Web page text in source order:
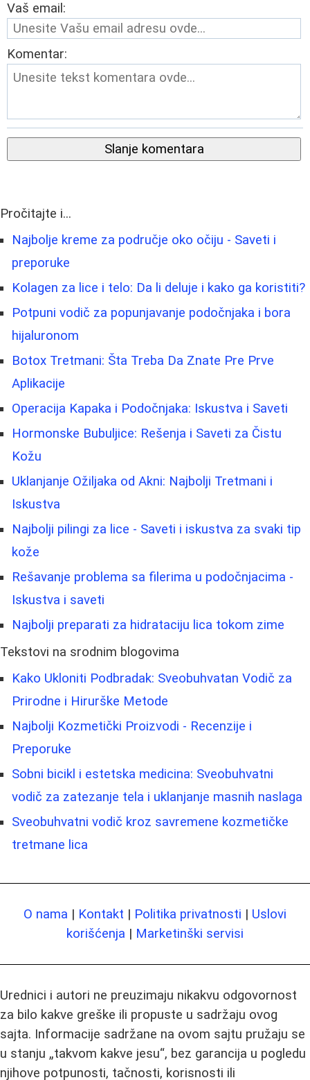
Vaš email:
Komentar:
Slanje komentara
Pročitajte i...
Najbolje kreme za područje oko očiju - Saveti i
preporuke
Kolagen za lice i telo: Da li deluje i kako ga koristiti?
Potpuni vodič za popunjavanje podočnjaka i bora
hijaluronom
Botox Tretmani: Šta Treba Da Znate Pre Prve
Aplikacije
Operacija Kapaka i Podočnjaka: Iskustva i Saveti
Hormonske Bubuljice: Rešenja i Saveti za Čistu
Kožu
Uklanjanje Ožiljaka od Akni: Najbolji Tretmani i
Iskustva
Najbolji pilingi za lice - Saveti i iskustva za svaki tip
kože
Rešavanje problema sa filerima u podočnjacima -
Iskustva i saveti
Najbolji preparati za hidrataciju lica tokom zime
Tekstovi na srodnim blogovima
Kako Ukloniti Podbradak: Sveobuhvatan Vodič za
Prirodne i Hirurške Metode
Najbolji Kozmetički Proizvodi - Recenzije i
Preporuke
Sobni bicikl i estetska medicina: Sveobuhvatni
vodič za zatezanje tela i uklanjanje masnih naslaga
Sveobuhvatni vodič kroz savremene kozmetičke
tretmane lica
O nama | Kontakt | Politika privatnosti | Uslovi
korišćenja | Marketinški servisi
Urednici i autori ne preuzimaju nikakvu odgovornost
za bilo kakve greške ili propuste u sadržaju ovog
sajta. Informacije sadržane na ovom sajtu pružaju se
u stanju „takvom kakve jesu“, bez garancija u pogledu
njihove potpunosti, tačnosti, korisnosti ili